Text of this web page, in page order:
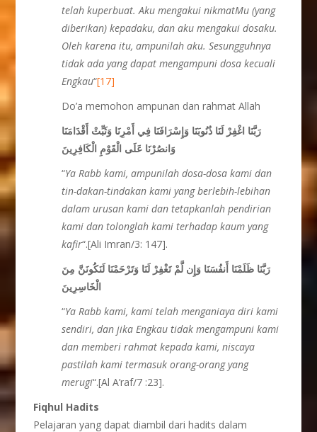
telah kuperbuat. Aku mengakui nikmatMu (yang
diberikan) kepadaku, dan aku mengakui dosaku.
Oleh karena itu, ampunilah aku. Sesungguhnya
tidak ada yang dapat mengampuni dosa kecuali
Engkau“[17]
Do’a memohon ampunan dan rahmat Allah
رَبَّنَا اغْفِرْ لَنَا ذُنُوبَنَا وَإِسْرَافَنَا فِي أَمْرِنَا وَثَبِّتْ أَقْدَامَنَا
وَانصُرْنَا عَلَى الْقَوْمِ الْكَافِرِينَ
“Ya Rabb kami, ampunilah dosa-dosa kami dan
tin-dakan-tindakan kami yang berlebih-lebihan
dalam urusan kami dan tetapkanlah pendirian
kami dan tolonglah kami terhadap kaum yang
kafir“.[Ali Imran/3: 147].
رَبَّنَا ظَلَمْنَا أَنفُسَنَا وَإِن لَّمْ تَغْفِرْ لَنَا وَتَرْحَمْنَا لَنَكُونَنَّ مِنَ
الْخَاسِرِينَ
“Ya Rabb kami, kami telah menganiaya diri kami
sendiri, dan jika Engkau tidak mengampuni kami
dan memberi rahmat kepada kami, niscaya
pastilah kami termasuk orang-orang yang
merugi“.[Al A’raf/7 :23].
Fiqhul Hadits
Pelajaran yang dapat diambil dari hadits dalam